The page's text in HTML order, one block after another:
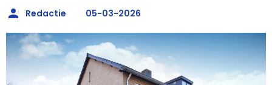
Redactie 05-03-2026